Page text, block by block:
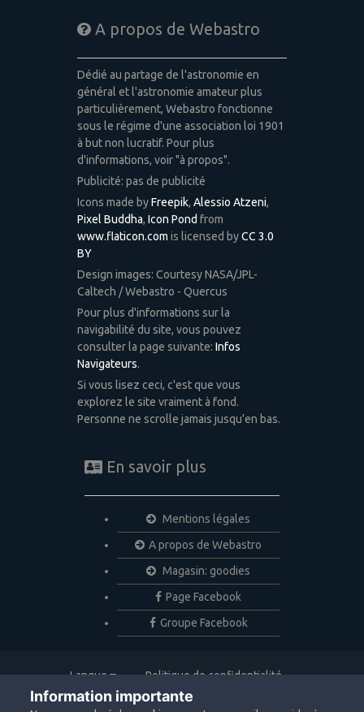
A propos de Webastro
Dédié au partage de l'astronomie en
général et l'astronomie amateur plus
particulièrement, Webastro fonctionne
sous le régime d'une association loi 1901
à but non lucratif. Pour plus
d'informations, voir "à propos".
Publicité: pas de publicité
Icons made byFreepik, Alessio Atzeni,
Pixel Buddha, Icon Pond from
www.flaticon.com is licensed byCC 3.0
BY
Design images: Courtesy NASA/JPL-
Caltech / Webastro - Quercus
Pour plus d'informations sur la
navigabilité du site, vous pouvez
consulter la page suivante: Infos
Navigateurs.
Si vous lisez ceci, c'est que vous
explorez le site vraiment à fond.
Personne ne scrolle jamais jusqu'en bas.
En savoir plus
Mentions légales
A propos de Webastro
Magasin: goodies
Page Facebook
Groupe Facebook
Langue
Politique de confidentialité
Nous contacter
Information importante